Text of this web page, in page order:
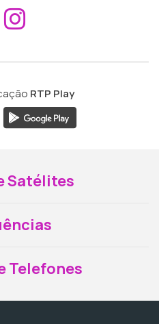
Aceder ao
RTP Play
Satélites
Telefones